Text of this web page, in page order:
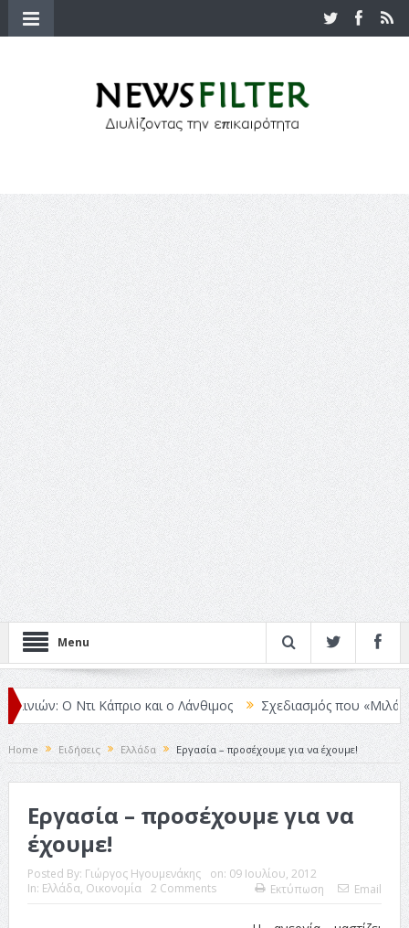
Menu
Ο Ντι Κάπριο και ο Λάνθιμος Σχεδιασμός που «Μιλάει»
Home Ειδήσεις Ελλάδα Εργασία – προσέχουμε για να έχουμε!
Εργασία – προσέχουμε για να
έχουμε!
Posted By: Γιώργος Ηγουμενάκης on: 09 Ιουλίου, 2012
In: Ελλάδα, Οικονομία 2 Comments Εκτύπωση Email